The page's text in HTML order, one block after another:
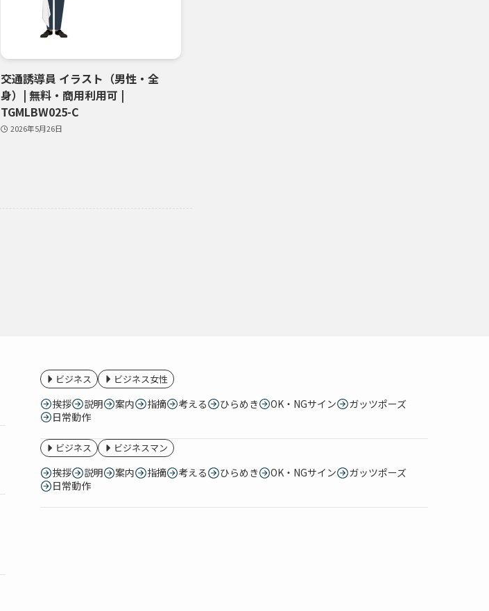
交通誘導員 イラスト（男性・全
身）| 無料・商用利用可 |
TGMLBW025-C
2026年5月26日
ビジネス ビジネス女性
挨拶 説明 案内 指摘 考える ひらめき OK・NGサイン
ガッツポーズ
日常動作
ビジネス ビジネスマン
挨拶 説明 案内 指摘 考える ひらめき OK・NGサイン
ガッツポーズ
日常動作